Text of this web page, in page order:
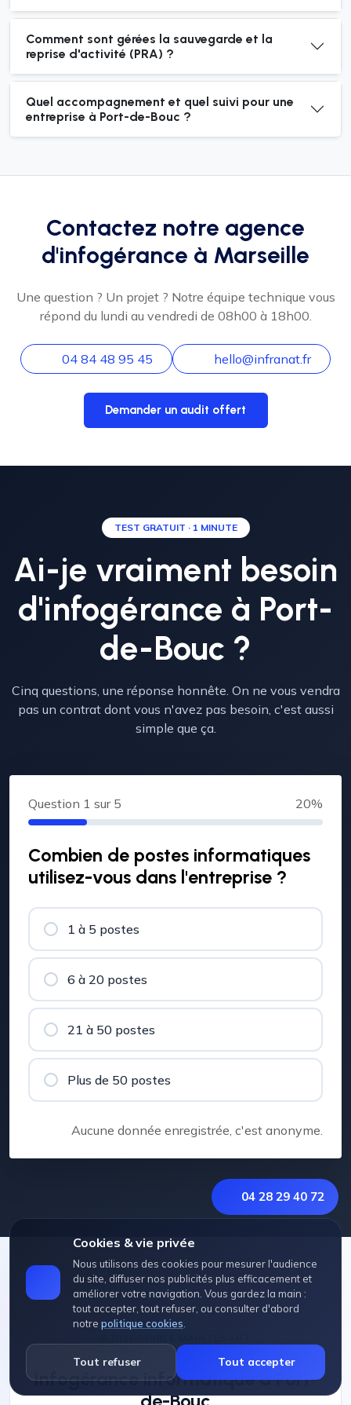
04 28 29 40 72
Cookies & vie privée
Nous utilisons des cookies pour mesurer l'audience
du site, diffuser nos publicités plus efficacement et
améliorer votre navigation. Vous gardez la main :
tout accepter, tout refuser, ou consulter d'abord
notre politique cookies
Tout refuser Tout accepter
Comment sont gérées la sauvegarde et la
reprise d'activité (PRA) ?
Quel accompagnement et quel suivi pour une
entreprise à Port-de-Bouc ?
Contactez notre agence
d'infogérance à Marseille
Une question ? Un projet ? Notre équipe technique vous
répond du lundi au vendredi de 08h00 à 18h00.
04 84 48 95 45 hello@infranat.fr
Demander un audit offert
TEST GRATUIT · 1 MINUTE
Ai-je vraiment besoin
d'infogérance à Port-
de-Bouc ?
Cinq questions, une réponse honnête. On ne vous vendra
pas un contrat dont vous n'avez pas besoin, c'est aussi
simple que ça.
Question 1 sur 5 20%
Combien de postes informatiques
utilisez-vous dans l'entreprise ?
1 à 5 postes
6 à 20 postes
21 à 50 postes
Plus de 50 postes
Aucune donnée enregistrée, c'est anonyme.
Infogérance informatique à Port-
de-Bouc